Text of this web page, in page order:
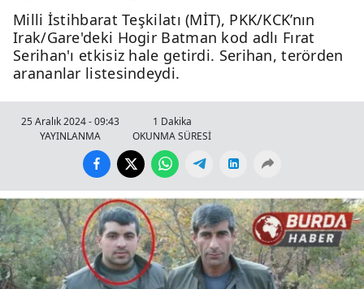
Milli İstihbarat Teşkilatı (MİT), PKK/KCK’nın
Irak/Gare'deki Hogir Batman kod adlı Fırat
Serihan'ı etkisiz hale getirdi. Serihan, terörden
arananlar listesindeydi.
25 Aralık 2024 - 09:43
YAYINLANMA
1 Dakika
OKUNMA SÜRESİ